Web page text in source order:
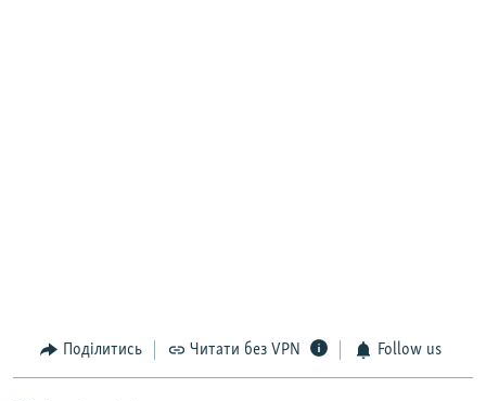
Поділитись Читати без VPN Follow us